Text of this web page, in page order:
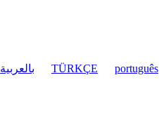
بالعربية TÜRKÇE português